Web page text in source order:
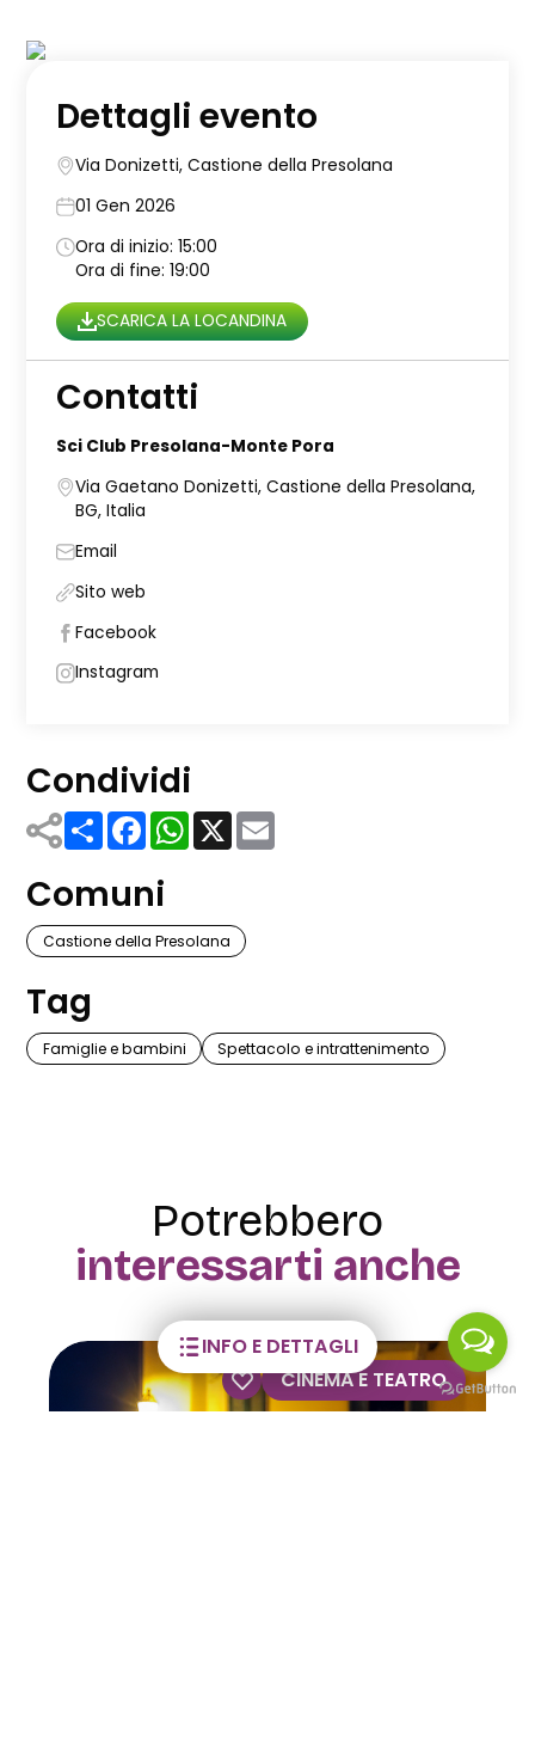
INFO E DETTAGLI
Dettagli evento
Via Donizetti, Castione della Presolana
01 Gen 2026
Ora di inizio: 15:00
Ora di fine: 19:00
SCARICA LA LOCANDINA
Contatti
Sci Club Presolana-Monte Pora
Via Gaetano Donizetti, Castione della Presolana,
BG, Italia
Email
Sito web
Facebook
Instagram
Condividi
ShareFacebook
WhatsApp
X
Comuni
Castione della Presolana
Tag
Famiglie e bambini Spettacolo e intrattenimento
Potrebbero
interessarti anche
VISITE GUIDATE